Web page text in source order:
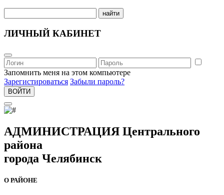
найти
ЛИЧНЫЙ КАБИНЕТ
Запомнить меня на этом компьютере
Зарегистироваться Забыли пароль?
ВОЙТИ
АДМИНИСТРАЦИЯ Центрального
района
города Челябинск
О РАЙОНЕ